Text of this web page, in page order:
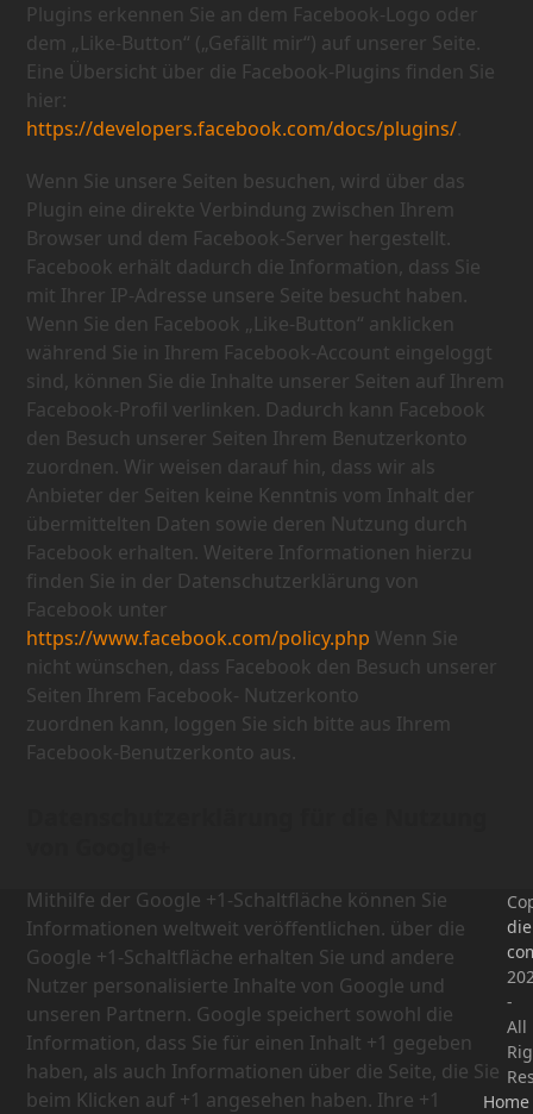
Plugins erkennen Sie an dem Facebook-Logo oder
dem „Like-Button“ („Gefällt mir“) auf unserer Seite.
Eine Übersicht über die Facebook-Plugins finden Sie
hier:
https://developers.facebook.com/docs/plugins/.
Wenn Sie unsere Seiten besuchen, wird über das
Plugin eine direkte Verbindung zwischen Ihrem
Browser und dem Facebook-Server hergestellt.
Facebook erhält dadurch die Information, dass Sie
mit Ihrer IP-Adresse unsere Seite besucht haben.
Wenn Sie den Facebook „Like-Button“ anklicken
während Sie in Ihrem Facebook-Account eingeloggt
sind, können Sie die Inhalte unserer Seiten auf Ihrem
Facebook-Profil verlinken. Dadurch kann Facebook
den Besuch unserer Seiten Ihrem Benutzerkonto
zuordnen. Wir weisen darauf hin, dass wir als
Anbieter der Seiten keine Kenntnis vom Inhalt der
übermittelten Daten sowie deren Nutzung durch
Facebook erhalten. Weitere Informationen hierzu
finden Sie in der Datenschutzerklärung von
Facebook unter
https://www.facebook.com/policy.php Wenn Sie
nicht wünschen, dass Facebook den Besuch unserer
Seiten Ihrem Facebook- Nutzerkonto
zuordnen kann, loggen Sie sich bitte aus Ihrem
Facebook-Benutzerkonto aus.
Mithilfe der Google +1-Schaltfläche können Sie
Informationen weltweit veröffentlichen. über die
Google +1-Schaltfläche erhalten Sie und andere
Nutzer personalisierte Inhalte von Google und
unseren Partnern. Google speichert sowohl die
Information, dass Sie für einen Inhalt +1 gegeben
haben, als auch Informationen über die Seite, die Sie
beim Klicken auf +1 angesehen haben. Ihre +1
-
All
Home